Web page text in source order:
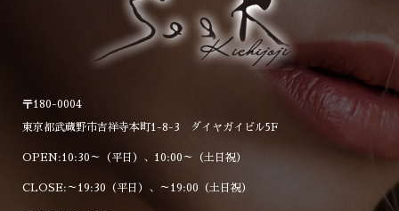
〒180-0004
東京都武蔵野市吉祥寺本町1-8-3 ダイヤガイビル5F
OPEN:10:30～（平日）、10:00～（土日祝）
CLOSE:～19:30（平日）、～19:00（土日祝）